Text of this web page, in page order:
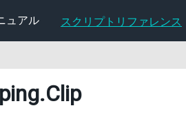
ュアル スクリプトリファレンス
.Clip